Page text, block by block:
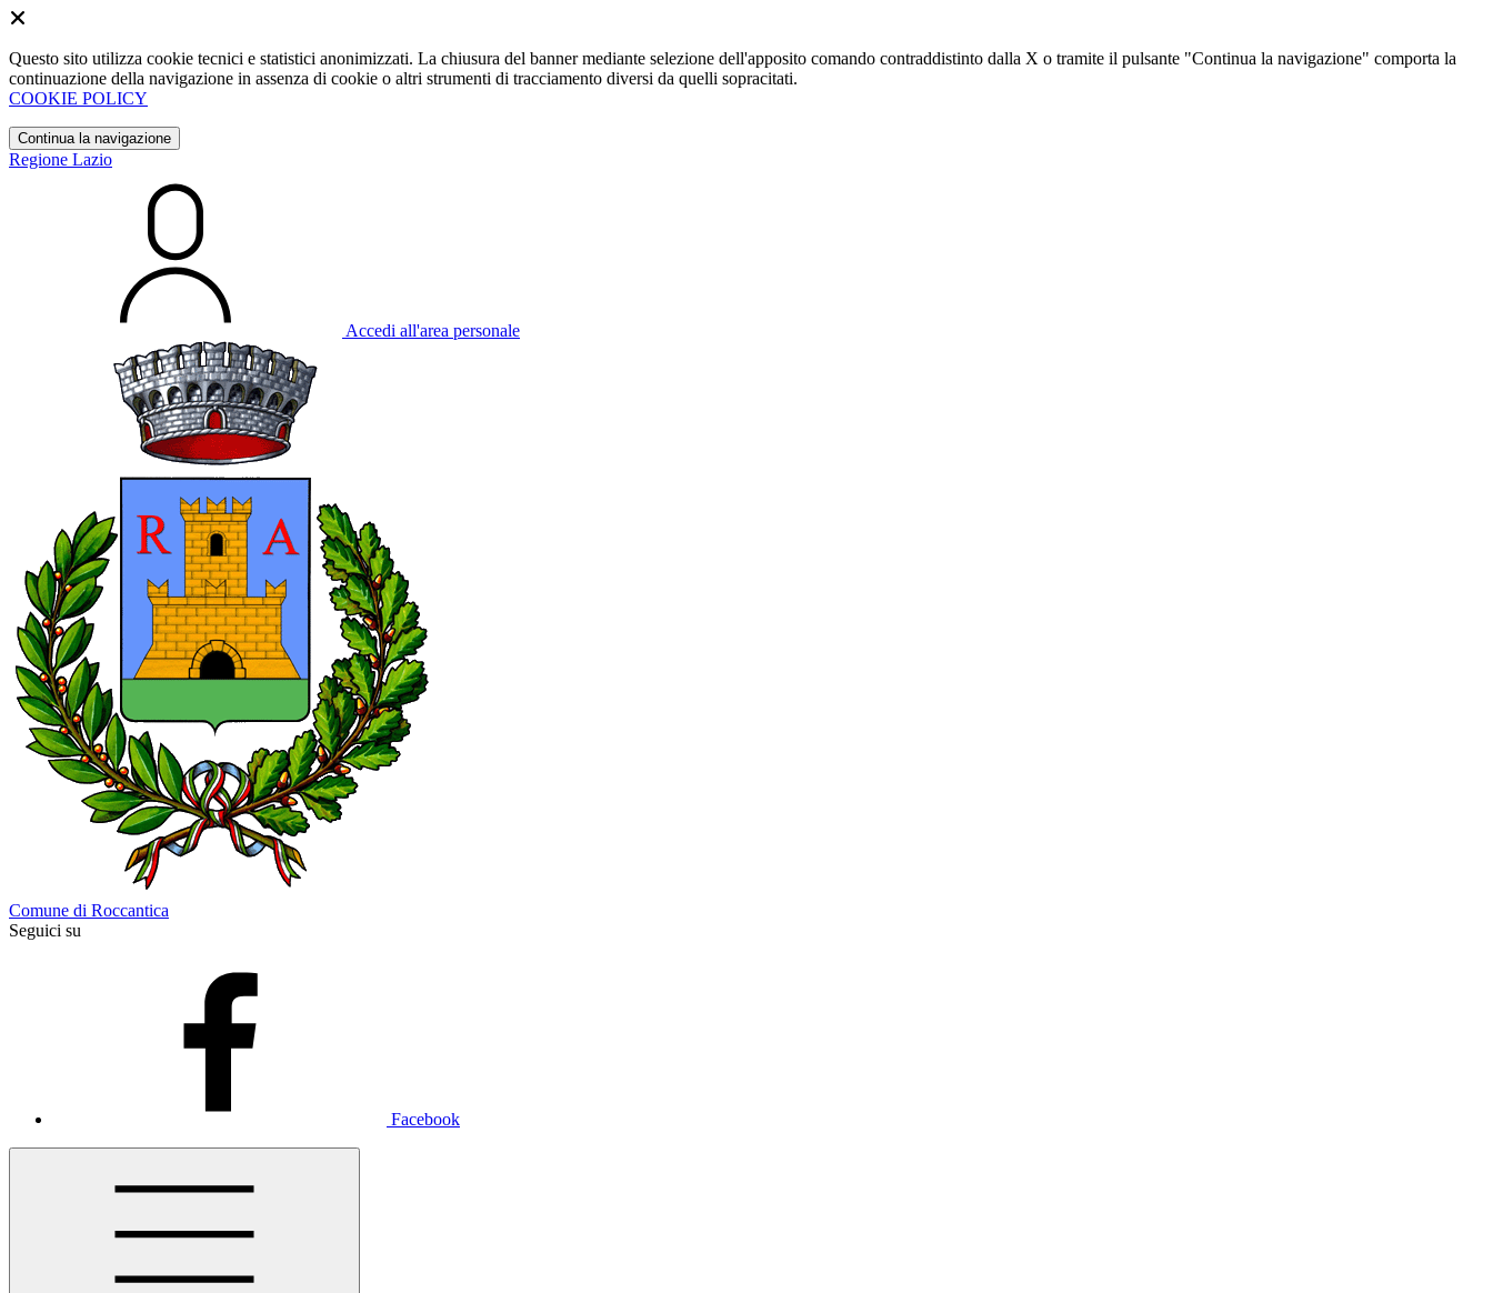
Questo sito utilizza cookie tecnici e statistici anonimizzati. La chiusura del banner mediante selezione dell'apposito comando contraddistinto dalla X o tramite il pulsante "Continua la navigazione" comporta la
continuazione della navigazione in assenza di cookie o altri strumenti di tracciamento diversi da quelli sopracitati.
COOKIE POLICY
Continua la navigazione
Regione Lazio
Accedi all'area personale
Comune di Roccantica
Seguici su
Facebook